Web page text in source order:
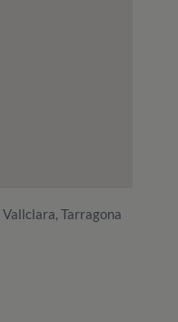
Tarragona